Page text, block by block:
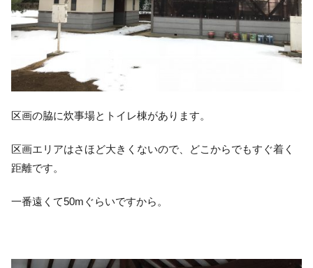
区画の脇に炊事場とトイレ棟があります。
区画エリアはさほど大きくないので、どこからでもすぐ着く
距離です。
一番遠くて50mぐらいですから。